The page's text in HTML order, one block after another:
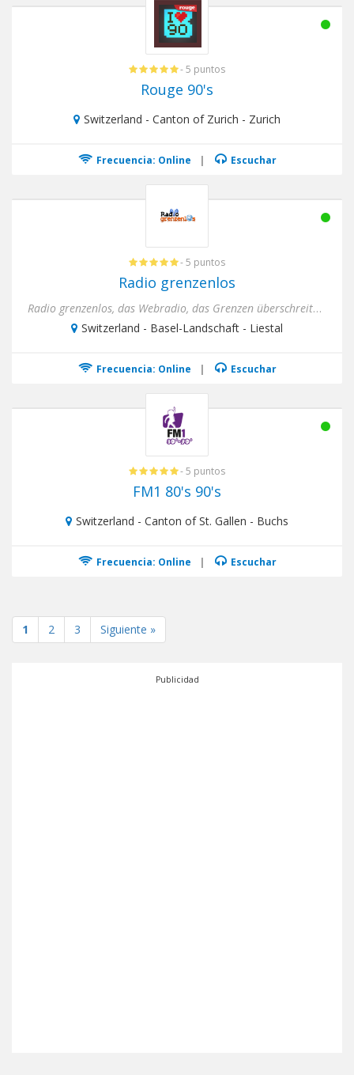
- 5 puntos
Rouge 90's
Switzerland - Canton of Zurich - Zurich
Frecuencia: Online | Escuchar
- 5 puntos
Radio grenzenlos
Radio grenzenlos, das Webradio, das Grenzen überschreitet. Sei es musikalisch, politisch oder kulturell. Wir sind of...
Switzerland - Basel-Landschaft - Liestal
Frecuencia: Online | Escuchar
- 5 puntos
FM1 80's 90's
Switzerland - Canton of St. Gallen - Buchs
Frecuencia: Online | Escuchar
1 2 3 Siguiente »
Publicidad